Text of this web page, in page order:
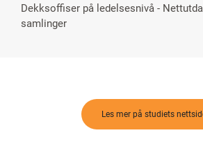
Dekksoffiser på ledelsesnivå -
samlinger
Les mer på studiets